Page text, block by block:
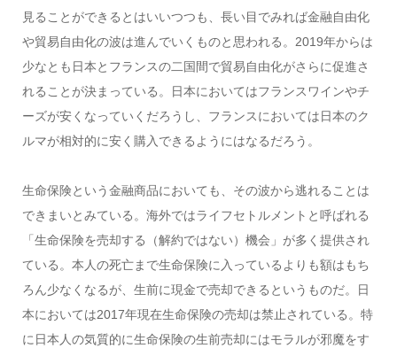
見ることができるとはいいつつも、長い目でみれば金融自由化
や貿易自由化の波は進んでいくものと思われる。2019年からは
少なとも日本とフランスの二国間で貿易自由化がさらに促進さ
れることが決まっている。日本においてはフランスワインやチ
ーズが安くなっていくだろうし、フランスにおいては日本のク
ルマが相対的に安く購入できるようにはなるだろう。
生命保険という金融商品においても、その波から逃れることは
できまいとみている。海外ではライフセトルメントと呼ばれる
「生命保険を売却する（解約ではない）機会」が多く提供され
ている。本人の死亡まで生命保険に入っているよりも額はもち
ろん少なくなるが、生前に現金で売却できるというものだ。日
本においては2017年現在生命保険の売却は禁止されている。特
に日本人の気質的に生命保険の生前売却にはモラルが邪魔をす